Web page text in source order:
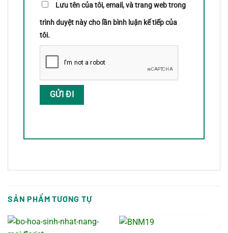
Lưu tên của tôi, email, và trang web trong
trình duyệt này cho lần bình luận kế tiếp của
tôi.
SẢN PHẨM TƯƠNG TỰ